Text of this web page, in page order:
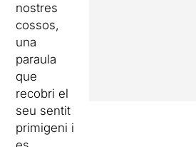
nostres
cossos,
una
paraula
que
recobri el
seu sentit
primigeni i